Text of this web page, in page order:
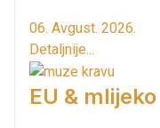
06. Avgust. 2026.
Detaljnije...
EU & mlijeko